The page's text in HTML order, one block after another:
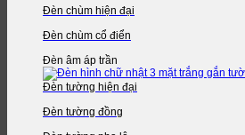
Đèn chùm hiện đại
Đèn chùm cổ điển
Đèn âm áp trần
Đèn tường hiện đại
Đèn tường đồng